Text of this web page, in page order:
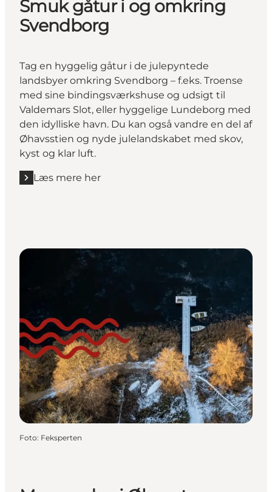
Smuk gåtur i og omkring
Svendborg
Tag en hyggelig gåtur i de julepyntede
landsbyer omkring Svendborg – f.eks. Troense
med sine bindingsværkshuse og udsigt til
Valdemars Slot, eller hyggelige Lundeborg med
den idylliske havn. Du kan også vandre en del af
Øhavsstien og nyde julelandskabet med skov,
kyst og klar luft.
Læs mere her
Foto: Feksperten